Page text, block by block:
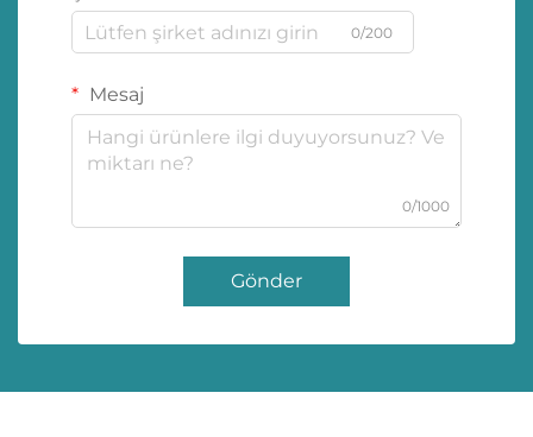
0/200
Mesaj
0/1000
Gönder